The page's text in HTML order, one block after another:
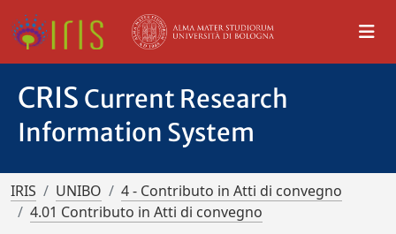
CRIS Current Research
Information System
IRIS UNIBO
4 - Contributo in Atti di convegno
4.01 Contributo in Atti di convegno